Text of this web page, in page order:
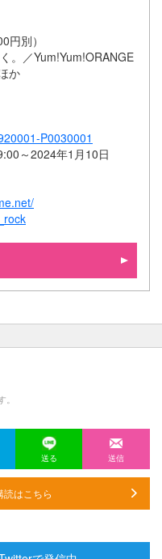
円別）
。／Yum!Yum!ORANGE
か
P0030001
～2024年1月10日
送る 送信
はこちら